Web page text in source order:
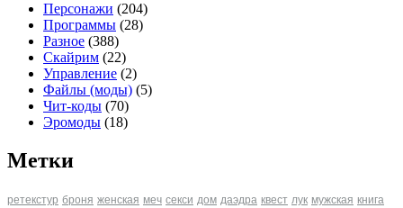
Персонажи (204)
Программы (28)
Разное (388)
Скайрим (22)
Управление (2)
Файлы (моды) (5)
Чит-коды (70)
Эромоды (18)
Метки
ретекстур броня женская меч секси дом даэдра квест лук мужская книга